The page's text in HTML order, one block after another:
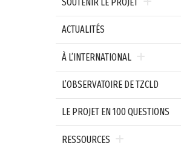
ACTUALITÉS
À L’INTERNATIONAL
L’OBSERVATOIRE DE TZCLD
LE PROJET EN 100 QUESTIONS
RESSOURCES